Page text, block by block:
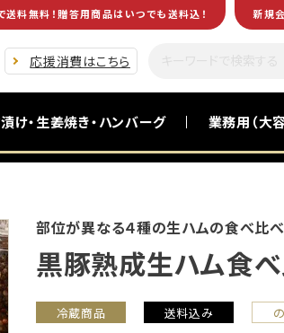
料無料！贈答用商品はいつでも送料込！ 新規
応援消費はこちら
け・生姜焼き・ハンバーグ 業務用（大
部位が異なる４種の生ハムの食べ比
黒豚熟成生ハム食
冷蔵商品 送料込み